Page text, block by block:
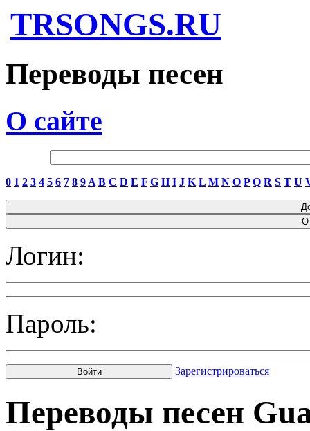
TRSONGS.RU
Переводы песен
О сайте
0 1 2 3 4 5 6 7 8 9 A B C D E F G H I J K L M N O P Q R S T U
Логин:
Пароль:
Зарегистрироваться
Переводы песен